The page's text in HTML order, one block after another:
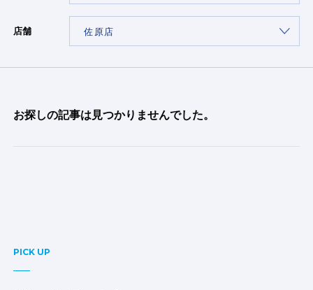
店舗
お探しの記事は見つかりませんでした。
PICK UP